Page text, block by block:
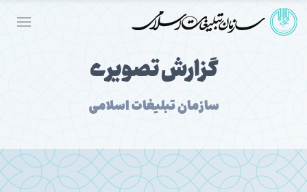
گزارش تصویری
سازمان تبلیغات اسلامی